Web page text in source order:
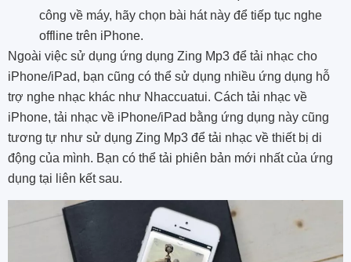
công về máy, hãy chọn bài hát này để tiếp tục nghe
offline trên iPhone.
Ngoài việc sử dụng ứng dụng Zing Mp3 để tải nhạc cho
iPhone/iPad, bạn cũng có thể sử dụng nhiều ứng dụng hỗ
trợ nghe nhạc khác như Nhaccuatui. Cách tải nhạc về
iPhone, tải nhạc về iPhone/iPad bằng ứng dụng này cũng
tương tự như sử dụng Zing Mp3 để tải nhạc về thiết bị di
động của mình. Bạn có thể tải phiên bản mới nhất của ứng
dụng tại liên kết sau.